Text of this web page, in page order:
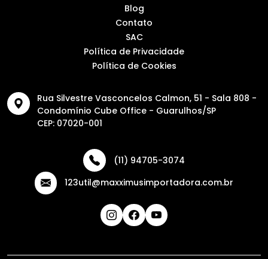
Blog
Contato
SAC
Política de Privacidade
Política de Cookies
Rua Silvestre Vasconcelos Calmon, 51 - Sala 808 -
Condomínio Cube Office - Guarulhos/SP
CEP: 07020-001
(11) 94705-3074
123util@maxximusimportadora.com.br